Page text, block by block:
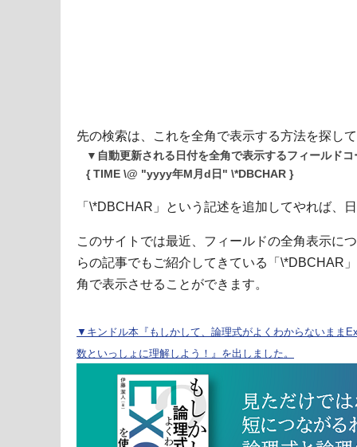
先の検索は、これを全角で表示する方法を探し
▼自動更新される日付を全角で表示するフィールドコ
{ TIME \@ "yyyy年M月d日" \*DBCHAR }
「\*DBCHAR」という記述を追加してやれば、
このサイトでは最近、フィールドの全角表示に
らの記事でもご紹介してきている「\*DBCHAR
角で表示させることができます。
▼キンドル本『もしかして、論理式がよくわからないまま
数といっしょに理解しよう！』を出しました。